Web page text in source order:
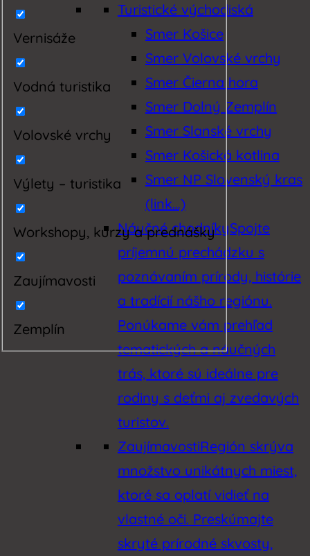
Vernisáže
Vodná turistika
Volovské vrchy
Výlety – turistika
Workshopy, kurzy a prednášky
Zaujímavosti
Zemplín
Turistické východiská
Smer Košice
Smer Volovské vrchy
Smer Čierna hora
Smer Dolný Zemplín
Smer Slanské vrchy
Smer Košická kotlina
Smer NP Slovenský kras
(link…)
Náučné chodníkySpojte
príjemnú prechádzku s
poznávaním prírody, histórie
a tradícií nášho regiónu.
Ponúkame vám prehľad
tematických a náučných
trás, ktoré sú ideálne pre
rodiny s deťmi aj zvedavých
turistov.
ZaujímavostiRegión skrýva
množstvo unikátnych miest,
ktoré sa oplatí vidieť na
vlastné oči. Preskúmajte
skryté prírodné skvosty,